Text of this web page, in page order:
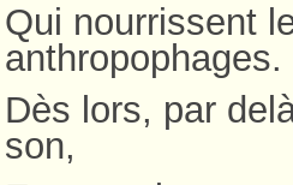
Qui nourrissent
anthropophages.
Dès lors, par
son,